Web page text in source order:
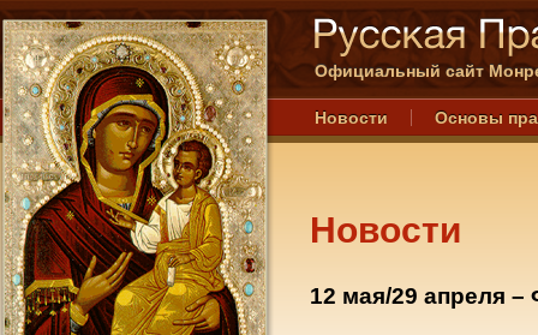
Официальный сайт
Новости Основы
Новости
12 мая/29 апреля